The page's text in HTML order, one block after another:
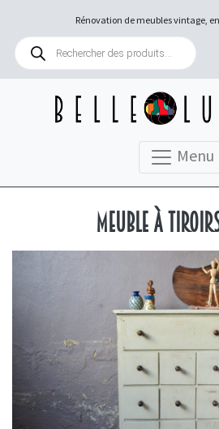
Rénovation de meubles vintage,
Recherche
produits
Menu
Meuble à